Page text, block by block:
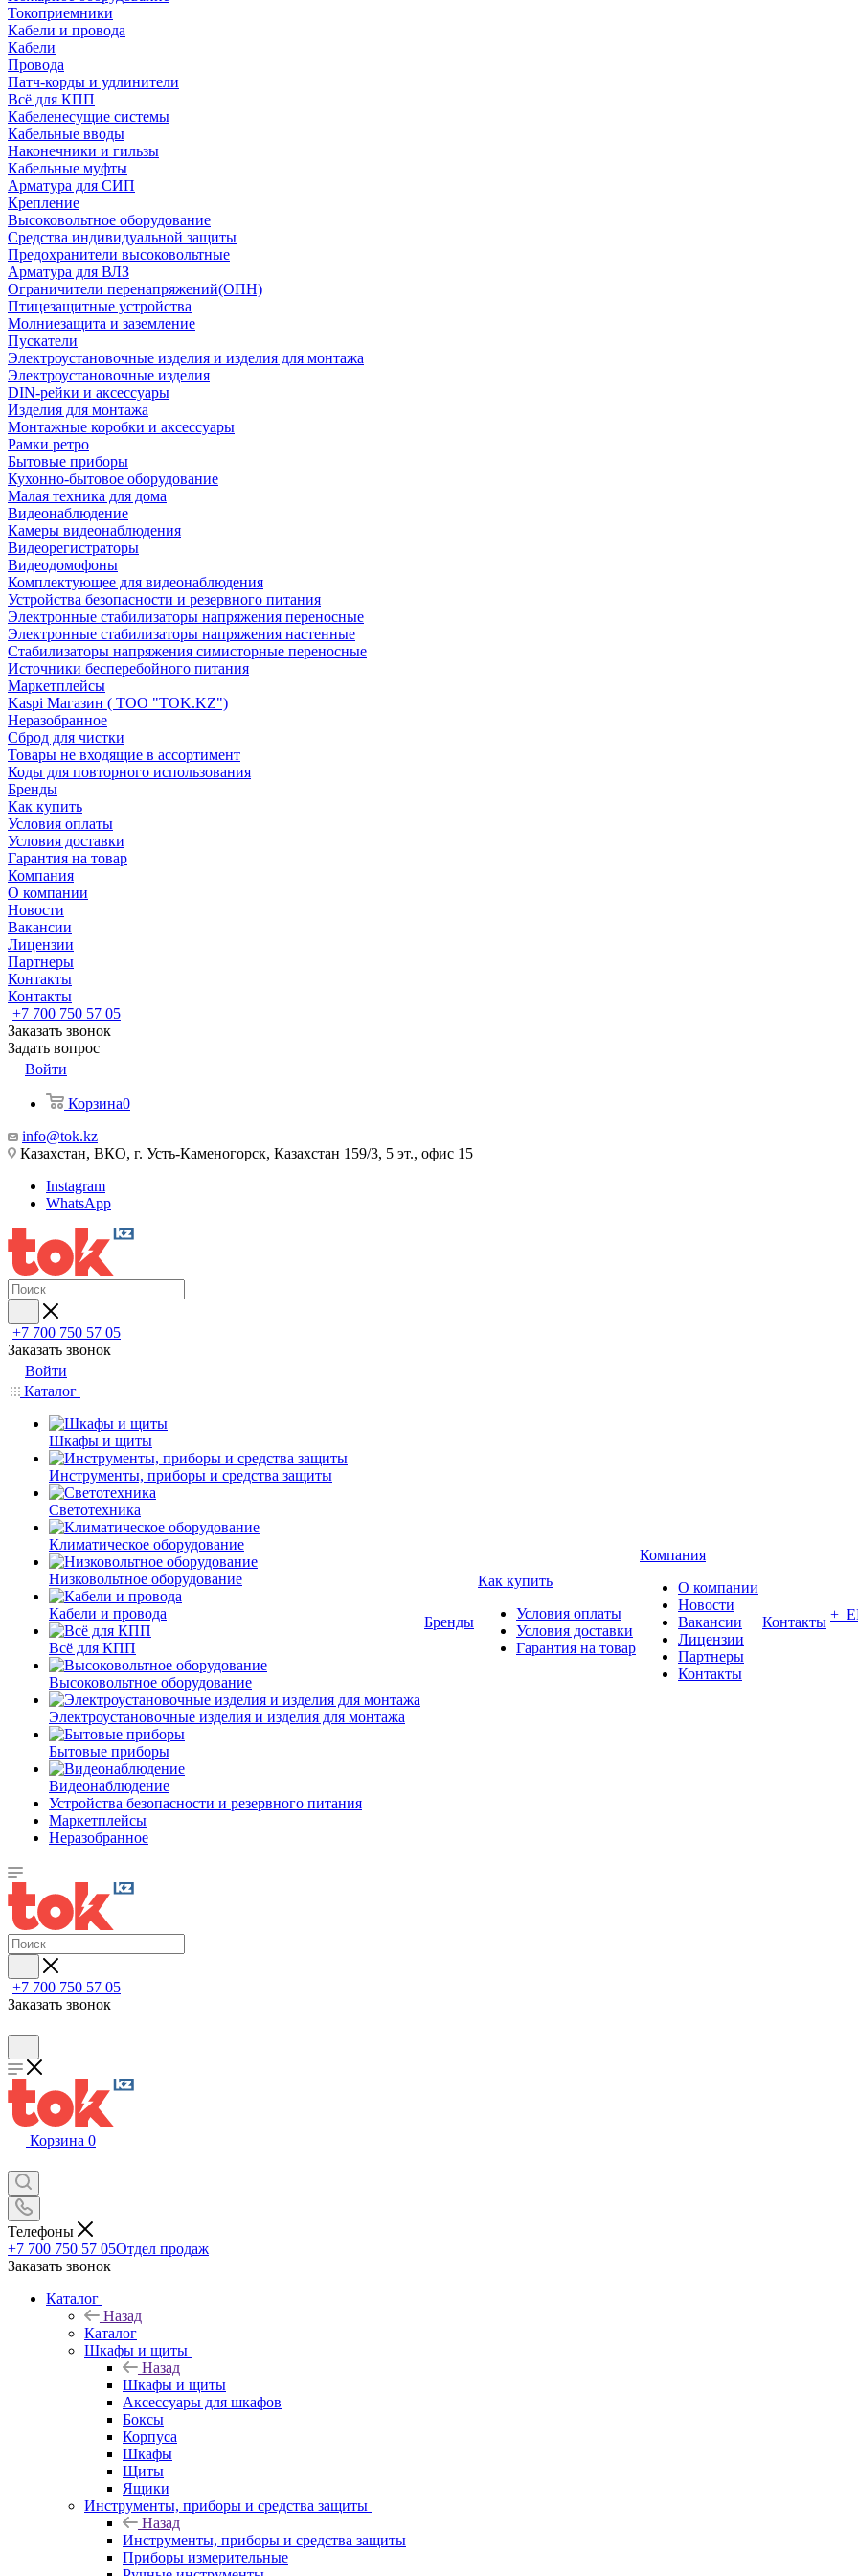
Токоприемники
Кабели и провода
Кабели
Провода
Патч-корды и удлинители
Всё для КПП
Кабеленесущие системы
Кабельные вводы
Наконечники и гильзы
Кабельные муфты
Арматура для СИП
Крепление
Высоковольтное оборудование
Средства индивидуальной защиты
Предохранители высоковольтные
Арматура для ВЛЗ
Ограничители перенапряжений(ОПН)
Птицезащитные устройства
Молниезащита и заземление
Пускатели
Электроустановочные изделия и изделия для монтажа
Электроустановочные изделия
DIN-рейки и аксессуары
Изделия для монтажа
Монтажные коробки и аксессуары
Рамки ретро
Бытовые приборы
Кухонно-бытовое оборудование
Малая техника для дома
Видеонаблюдение
Камеры видеонаблюдения
Видеорегистраторы
Видеодомофоны
Комплектующее для видеонаблюдения
Устройства безопасности и резервного питания
Электронные стабилизаторы напряжения переносные
Электронные стабилизаторы напряжения настенные
Стабилизаторы напряжения симисторные переносные
Источники бесперебойного питания
Маркетплейсы
Kaspi Магазин ( ТОО "TOK.KZ")
Неразобранное
Сброд для чистки
Товары не входящие в ассортимент
Коды для повторного использования
Бренды
Как купить
Условия оплаты
Условия доставки
Гарантия на товар
Компания
О компании
Новости
Вакансии
Лицензии
Партнеры
Контакты
Контакты
+7 700 750 57 05
Заказать звонок
Задать вопрос
Войти
Корзина0
info@tok.kz
Казахстан, ВКО, г. Усть-Каменогорск, Казахстан 159/3, 5 эт., офис 15
Instagram
WhatsApp
+7 700 750 57 05
Заказать звонок
Войти
Каталог
Шкафы и щиты
Инструменты, приборы и средства защиты
Светотехника
Климатическое оборудование
Низковольтное оборудование
Кабели и провода
Всё для КПП
Высоковольтное оборудование
Электроустановочные изделия и изделия для монтажа
Бытовые приборы
Видеонаблюдение
Устройства безопасности и резервного питания
Маркетплейсы
Неразобранное
Бренды
Как купить
Условия оплаты
Условия доставки
Гарантия на товар
Компания
О компании
Новости
Вакансии
Лицензии
Партнеры
Контакты
Контакты +
+7 700 750 57 05
Заказать звонок
Корзина 0
Телефоны
+7 700 750 57 05Отдел продаж
Заказать звонок
Каталог
Назад
Каталог
Шкафы и щиты
Назад
Шкафы и щиты
Аксессуары для шкафов
Боксы
Корпуса
Шкафы
Щиты
Ящики
Инструменты, приборы и средства защиты
Назад
Инструменты, приборы и средства защиты
Приборы измерительные